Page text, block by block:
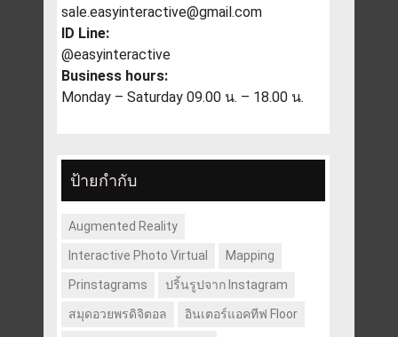
sale.easyinteractive@gmail.com
ID Line:
@easyinteractive
Business hours:
Monday – Saturday 09.00 น. – 18.00 น.
ป้ายกำกับ
Augmented Reality
Interactive Photo Virtual Mapping
Prinstagrams ปริ้นรูปจาก Instagram
สมุดอวยพรดิจิตอล อินเตอร์แอคทีฟ Floor